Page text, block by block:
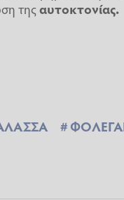
τηςαυτοκτονίας.